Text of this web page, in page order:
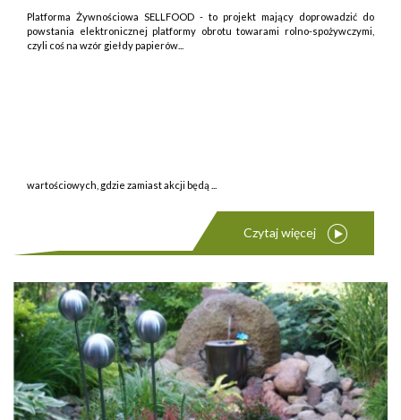
Platforma Żywnościowa SELLFOOD - to projekt mający doprowadzić do
powstania elektronicznej platformy obrotu towarami rolno-spożywczymi,
czyli coś na wzór giełdy papierów...
wartościowych, gdzie zamiast akcji będą ...
Czytaj więcej